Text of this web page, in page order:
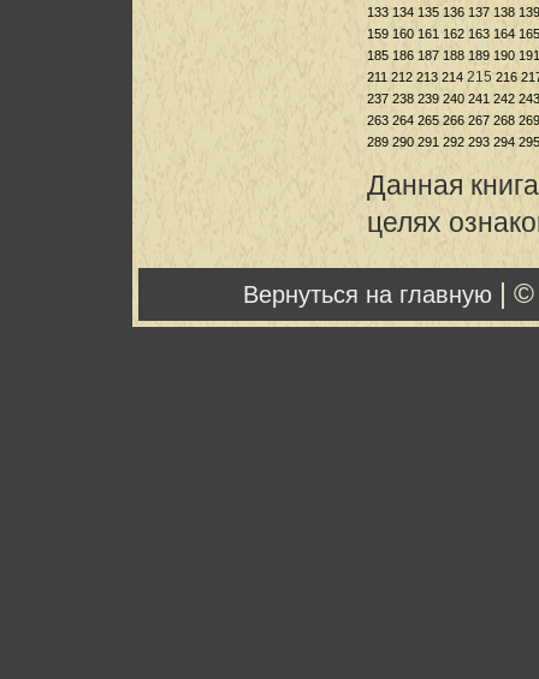
133 134 135 136 137 138 139
159 160 161 162 163 164 165
185 186 187 188 189 190 191
211 212 213 214 215 216
237 238 239 240 241 242 243
263 264 265 266 267 268 269
289 290 291 292 293 294 295
Данная
целях
Вернуться на главную |